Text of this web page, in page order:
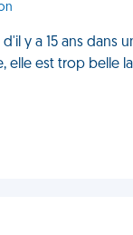
y a 15 ans dans
elle est trop belle